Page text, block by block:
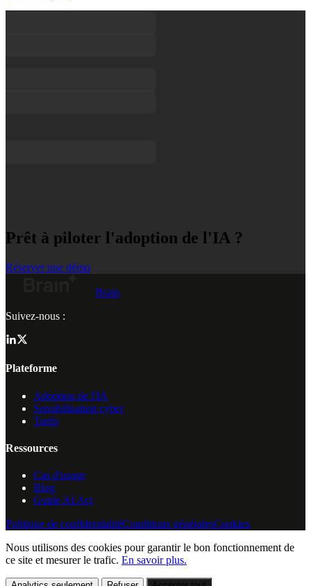
Prêt à piloter l'adoption de l'IA ?
Réserver une démo
Brain
Suivez-nous :
Plateforme
Adoption de l'IA
Sensibilisation cyber
Tarifs
Ressources
Cas d'usage
Blog
Guide AI Act
Politique de confidentialitéConditions généralesCookies
Nous utilisons des cookies pour garantir le bon fonctionnement de
ce site et mesurer le trafic. En savoir plus.